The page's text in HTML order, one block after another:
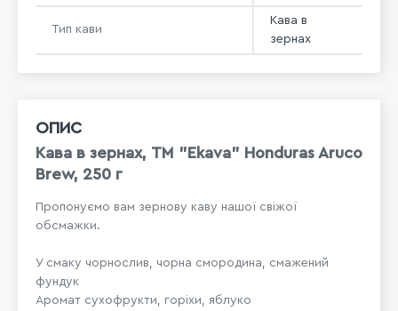
ОПИС
Кава в зернах, ТМ "Ekava" Honduras Aruco
Brew, 250 г
Пропонуємо вам зернову каву нашої свіжої
обсмажки.
У смаку чорнослив, чорна смородина, смажений
фундук
Аромат cухофрукти, горіхи, яблуко
Тип кави
Кава в
зернах